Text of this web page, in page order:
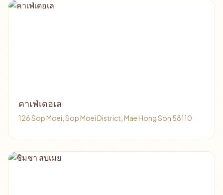
คาเฟ่เดอเล
126 Sop Moei, Sop Moei District, Mae Hong Son 58110